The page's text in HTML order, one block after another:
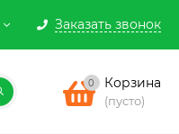
Заказать звонок
0 Корзина
(пусто)